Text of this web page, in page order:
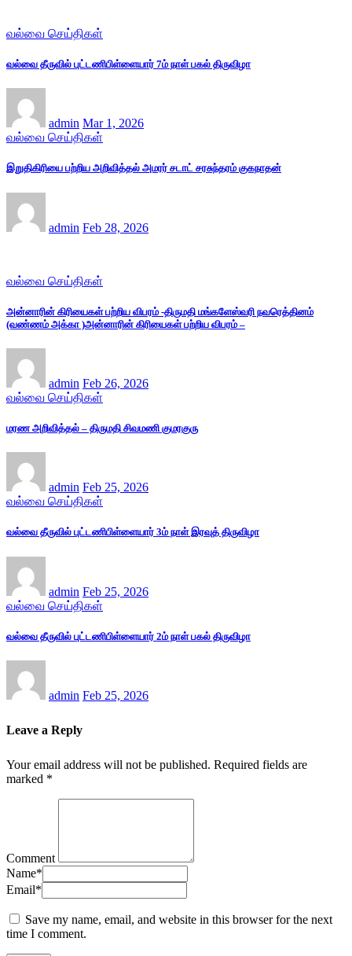
வல்வை செய்திகள்
வல்வை தீருவில் புட்டணிபிள்ளையார் 7ம் நாள் பகல் திருவிழா
admin Mar 1, 2026
வல்வை செய்திகள்
இறுதிகிரியை பற்றிய அறிவித்தல் அமரர் சடாட் சரசுந்தரம் குகநாதன்
admin Feb 28, 2026
வல்வை செய்திகள்
அன்னாரின் கிரியைகள் பற்றிய விபரம் -திருமதி மங்களேஸ்வரி நவரெத்தினம்
(வண்ணம் அக்கா )அன்னாரின் கிரியைகள் பற்றிய விபரம் –
admin Feb 26, 2026
வல்வை செய்திகள்
மரண அறிவித்தல் – திருமதி சிவமணி குமரகுரு
admin Feb 25, 2026
வல்வை செய்திகள்
வல்வை தீருவில் புட்டணிபிள்ளையார் 3ம் நாள் இரவுத் திருவிழா
admin Feb 25, 2026
வல்வை செய்திகள்
வல்வை தீருவில் புட்டணிபிள்ளையார் 2ம் நாள் பகல் திருவிழா
admin Feb 25, 2026
Leave a Reply
Your email address will not be published. Required fields are
marked *
Comment
Name*
Email*
Save my name, email, and website in this browser for the next
time I comment.